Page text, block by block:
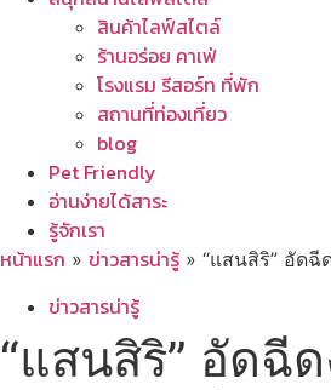
สินค้าไลฟ์สไตล์
ร้านอร่อย คาเฟ่
โรงแรม รีสอร์ท ที่พัก
สถานที่ท่องเที่ยว
blog
Pet Friendly
อ่านง่ายได้สาระ
รู้จักเรา
หน้าแรก » ข่าวสารน่ารู้ » “แสนสิริ” อัดฉี
ข่าวสารน่ารู้
“แสนสิริ” อัดฉี